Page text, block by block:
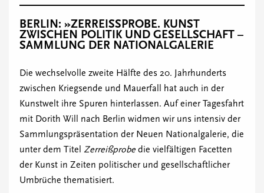
BERLIN: »ZERREISSPROBE. KUNST Z
WISCHEN POLITIK UND GESELLSCHAFT – S
AMMLUNG DER NATIONALGALERIE
Die wechselvolle zweite Hälfte des 20. Jahrhunderts
zwischen Kriegsende und Mauerfall hat auch in der
Kunstwelt ihre Spuren hinterlassen. Auf einer Tagesfahrt
mit Dorith Will nach Berlin widmen wir uns intensiv der
Sammlungspräsentation der Neuen Nationalgalerie, die
unter dem Titel Zerreißprobe die vielfältigen Facetten
der Kunst in Zeiten politischer und gesellschaftlicher
Umbrüche thematisiert.